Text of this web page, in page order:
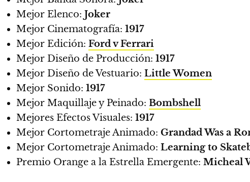
Mejor Elenco: Joker
Mejor Cinematografía: 1917
Mejor Edición: Ford v Ferrari
Mejor Diseño de Producción: 1917
Mejor Diseño de Vestuario: Little Women
Mejor Sonido: 1917
Mejor Maquillaje y Peinado: Bombshell
Mejores Efectos Visuales: 1917
Mejor Cortometraje Animado: Grandad Was a
Mejor Cortometraje Animado: Learning to
Premio Orange a la Estrella Emergente: Micheal